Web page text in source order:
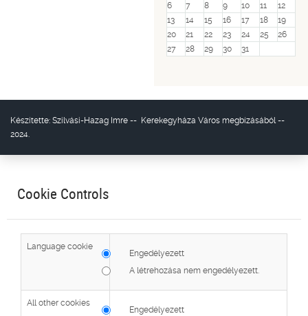
6
7 8 9 10 11
12
13
14 15 16 17 18
19
20
21 22 23 24 25
26
27
28 29 30 31
Készítette: Szilvási-Hazag Imre -- Kerekegyháza Város megbízásából --
2024.
Cookie Controls
Language cookie
Engedélyezett
A létrehozása nem engedélyezett.
All other cookies
Engedélyezett